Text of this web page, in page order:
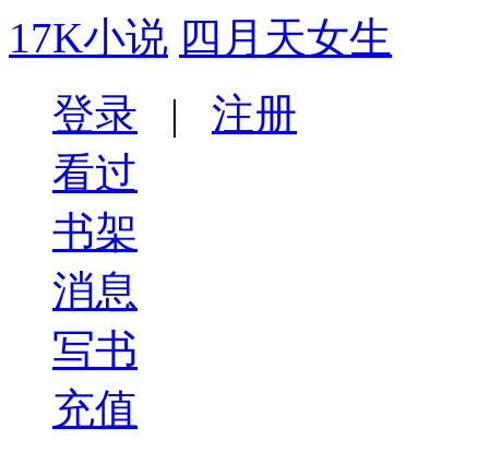
17K小说 四月天女生
登录 | 注册
看过
书架
消息
写书
充值